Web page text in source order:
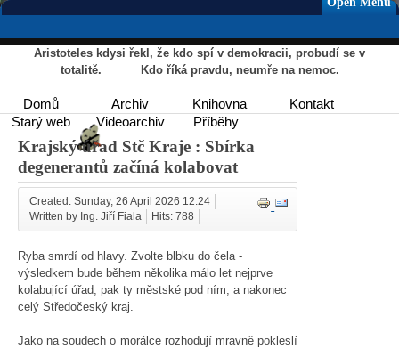
Aristoteles kdysi řekl, že kdo spí v demokracii, probudí se v
totalitě. Kdo říká pravdu, neumře na nemoc.
Domů Archiv Knihovna
Kontakt
Starý web
Videoarchiv Příběhy
Krajský úřad Stč Kraje : Sbírka
degenerantů začíná kolabovat
Created: Sunday, 26 April 2026 12:24
Written by Ing. Jiří Fiala
Hits: 788
Ryba smrdí od hlavy. Zvolte blbku do čela -
výsledkem bude během několika málo let nejprve
kolabující úřad, pak ty městské pod ním, a nakonec
celý Středočeský kraj.
Jako na soudech o morálce rozhodují mravně pokleslí